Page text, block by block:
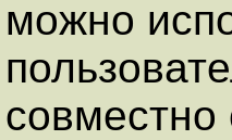
можно